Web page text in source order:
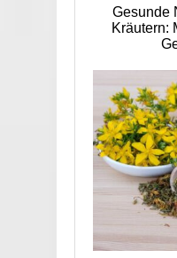
Gesunde
Kräutern: